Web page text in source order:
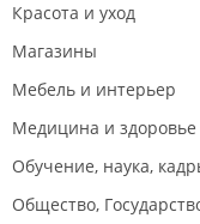
Красота и уход
Магазины
Мебель и интерьер
Медицина и здоровье
Обучение, наука,
Общество,